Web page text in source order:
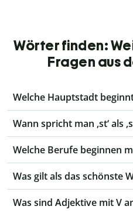
Wörter finden:
Fragen aus
Welche Hauptstadt
Wann spricht man ‚st‘ als
Welche Berufe beginnen mit
Was gilt als das schönste
Was sind Adjektive mit V